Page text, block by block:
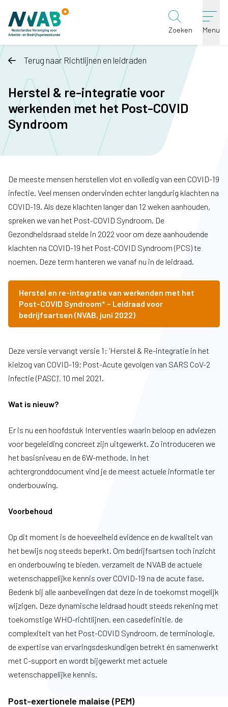
Ga naar de inhoud
Zoeken Menu
Terug naar Richtlijnen en leidraden
Herstel & re-integratie voor
werkenden met het Post-COVID
Syndroom
De meeste mensen herstellen vlot en volledig van een COVID-19
infectie. Veel mensen ondervinden echter langdurig klachten na
COVID-19. Als deze klachten langer dan 12 weken aanhouden,
spreken we van het Post-COVID Syndroom. De
Gezondheidsraad stelde in 2022 voor om deze aanhoudende
klachten na COVID-19 het Post-COVID Syndroom (PCS) te
noemen. Deze term hanteren we vanaf nu in de leidraad.
Herstel en re-integratie van werkenden met het
Post-COVID Syndroom* – Leidraad voor
bedrijfsartsen (NVAB, juni 2022)
Deze versie vervangt versie 1: ‘Herstel & Re-integratie in het
kielzog van COVID-19; Post-Acute gevolgen van SARS CoV-2
infectie (PASC)’, 10 mei 2021.
Wat is nieuw?
Er is nu een hoofdstuk Interventies waarin beloop en adviezen
voor begeleiding concreet zijn uitgewerkt. Zo introduceren we
het basisniveau en de 6W-methode. In het
achtergronddocument vind je de meest actuele informatie ter
onderbouwing.
Voorbehoud
Op dit moment is de hoeveelheid evidence en de kwaliteit van
het bewijs nog steeds beperkt. Om bedrijfsartsen toch inzicht
en onderbouwing te bieden, verzamelt de NVAB de actuele
wetenschappelijke kennis over COVID-19 na de acute fase.
Bedenk bij alle aanbevelingen dat deze in de toekomst mogelijk
wijzigen. Deze dynamische leidraad houdt steeds rekening met
toekomstige WHO-richtlijnen, een casedefinitie, de
complexiteit van het Post-COVID Syndroom, de terminologie,
de expertise van ervaringsdeskundigen betrekt én samenwerkt
met C-support en wordt bijgewerkt met actuele
wetenschappelijke kennis.
Post-exertionele malaise (PEM)